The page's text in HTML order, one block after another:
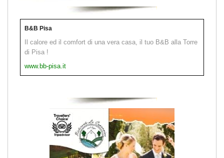
B&B Pisa
Il calore ed il comfort di una vera casa, il tuo B&B alla Torre
di Pisa !
www.bb-pisa.it